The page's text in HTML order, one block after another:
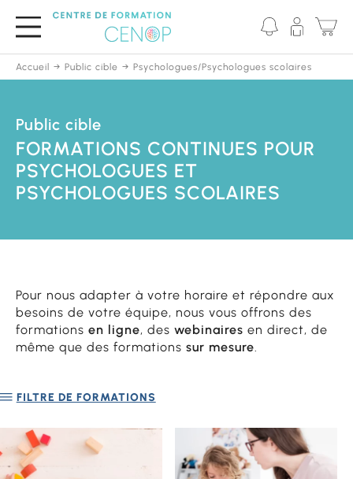
principal
Accueil Public cible Psychologues/Psychologues scolaires
Public cible
FORMATIONS CONTINUES POUR
PSYCHOLOGUES ET
PSYCHOLOGUES SCOLAIRES
Pour nous adapter à votre horaire et répondre aux
besoins de votre équipe, nous vous offrons des
formations en ligne, des webinaires en direct, de
même que des formations sur mesure.
FILTRE DE FORMATIONS